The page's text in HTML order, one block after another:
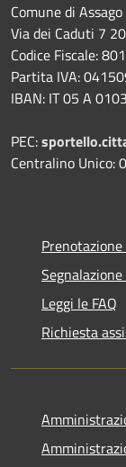
Comune di Assago
Via dei Caduti 7
Codice Fiscale:
Partita IVA:
IBAN: IT 05 A
PEC:
Centralino Unico:
Leggi le FAQ
Richiesta